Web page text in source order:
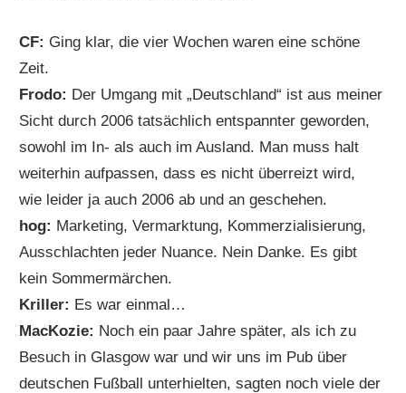
CF: Ging klar, die vier Wochen waren eine schöne
Zeit.
Frodo: Der Umgang mit „Deutschland“ ist aus meiner
Sicht durch 2006 tatsächlich entspannter geworden,
sowohl im In- als auch im Ausland. Man muss halt
weiterhin aufpassen, dass es nicht überreizt wird,
wie leider ja auch 2006 ab und an geschehen.
hog: Marketing, Vermarktung, Kommerzialisierung,
Ausschlachten jeder Nuance. Nein Danke. Es gibt
kein Sommermärchen.
Kriller: Es war einmal…
MacKozie: Noch ein paar Jahre später, als ich zu
Besuch in Glasgow war und wir uns im Pub über
deutschen Fußball unterhielten, sagten noch viele der